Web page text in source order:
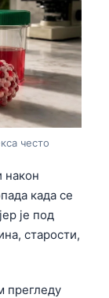
често
након
када се
је под
старости,
прегледу